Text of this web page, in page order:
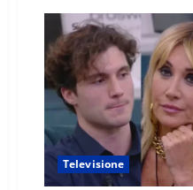
Televisione